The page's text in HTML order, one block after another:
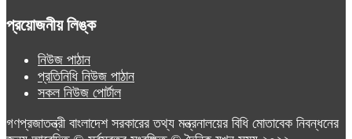
প্রয়োজনীয় লিঙ্ক
নিউজ পাঠান
প্রতিনিধি নিউজ পাঠান
সকল নিউজ পোর্টাল
গণপ্রজাতন্ত্রী বাংলাদেশ সরকারের তথ্য মন্ত্রনালয়ের বিধি মোতাবেক নিবন্ধনের